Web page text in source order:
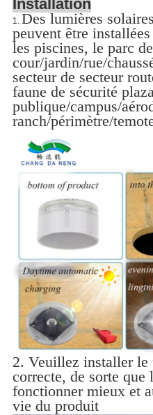
Installation
1. Des lumières
peuvent être
les piscines, le parc de
cour/jardin/rue/
secteur de secteur
faune de sécurité
publique/campus/
ranch/périmètre/
2. Veuillez installer le
correcte, de sorte que
fonctionner mieux et
vie du produit